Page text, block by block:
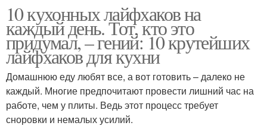
10 кухонных лайфхаков на
каждый день. Тот, кто это
придумал, – гений: 10 крутейших
лайфхаков для кухни
Домашнюю еду любят все, а вот готовить – далеко не
каждый. Многие предпочитают провести лишний час на
работе, чем у плиты. Ведь этот процесс требует
сноровки и немалых усилий.